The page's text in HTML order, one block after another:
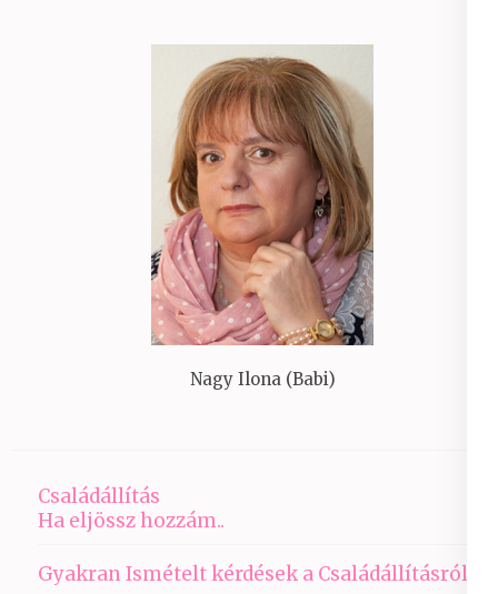
Nagy Ilona (Babi)
Családállítás
Ha eljössz hozzám..
Gyakran Ismételt kérdések a Családállításról